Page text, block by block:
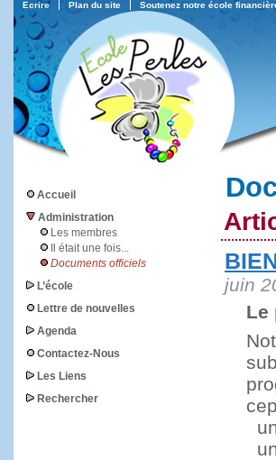
Soutenez notre école
Plan du site
Ecrire
Accueil
Administration
Les membres
Il était une fois...
Documents officiels
L’école
Lettre de nouvelles
Agenda
Contactez-Nous
Les Liens
Rechercher
juin
Le